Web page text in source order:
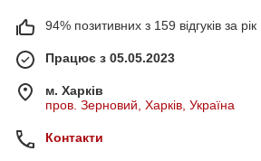
94% позитивних з 159 відгуків за рік
Працює з 05.05.2023
м. Харків
пров. Зерновий, Харків, Україна
Контакти